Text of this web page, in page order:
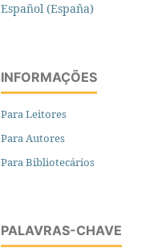
Español (España)
INFORMAÇÕES
Para Leitores
Para Autores
Para Bibliotecários
PALAVRAS-CHAVE